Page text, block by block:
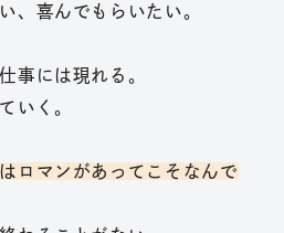
、喜んでもらいたい。
事には現れる。
いく。
ロマンがあってこそなんで